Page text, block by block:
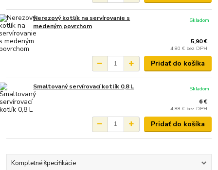
Nerezový kotlík na servírovanie s
medeným povrchom
5,90 €
4,80 € bez DPH
Skladom
Pridať do košíka
Smaltovaný servírovací kotlík 0,8 L
6 €
4,88 € bez DPH
Skladom
Pridať do košíka
Kompletné špecifikácie